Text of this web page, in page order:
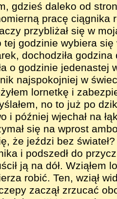
gdzieś daleko od
pracę ciągnika
przybliżał się w
tej godzinie wybiera się
dochodziła
o godzinie jedenastej
najspokojniej w
lornetkę i
no to już po
i później wjechał na
się na wprost
że jeździ bez
i podszedł do
ją na dół. Wziąłem
robić. Ten, wziął
zaczął zrzucać